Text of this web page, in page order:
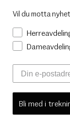
Vil du motta
Bli med i